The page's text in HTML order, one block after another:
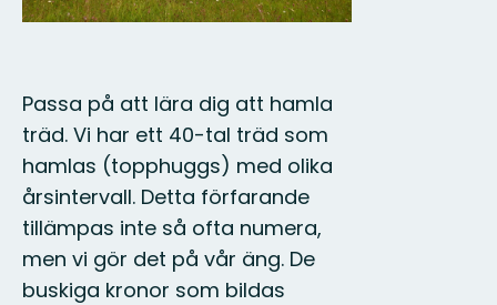
Passa på att lära dig att hamla
träd. Vi har ett 40-tal träd som
hamlas (topphuggs) med olika
årsintervall. Detta förfarande
tillämpas inte så ofta numera,
men vi gör det på vår äng. De
buskiga kronor som bildas